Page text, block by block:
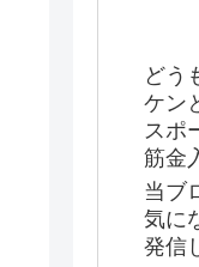
どう
ケン
スポ
筋金
当ブ
気に
発信